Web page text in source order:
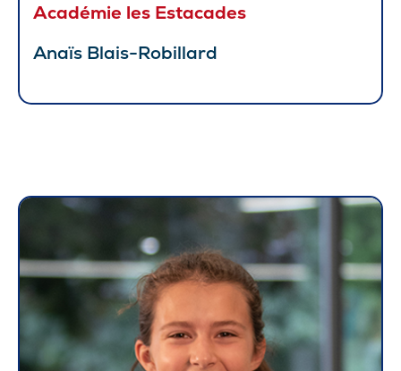
Académie les Estacades
Anaïs Blais-Robillard